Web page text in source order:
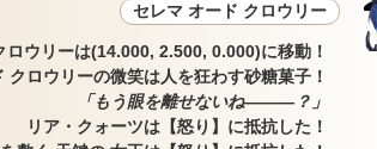
セレマ オード クロウリー
ロウリーは(14.000, 2.500, 0.000)に移動！
クロウリーの微笑は人を狂わす砂糖菓子！
「もう眼を離せないね―――？」
リア・クォーツは【怒り】に抵抗した！